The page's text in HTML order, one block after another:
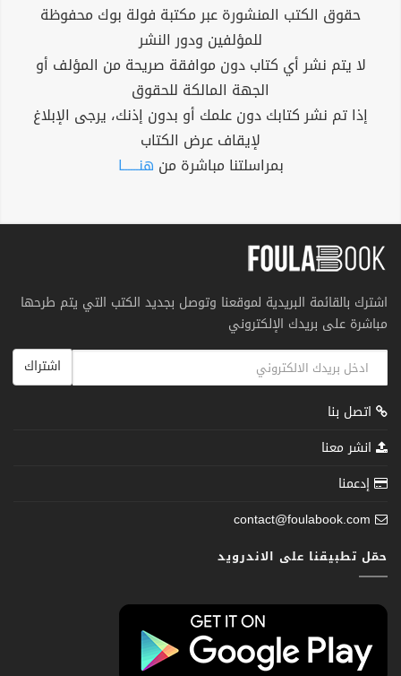
حقوق الكتب المنشورة عبر مكتبة فولة بوك محفوظة
للمؤلفين ودور النشر
لا يتم نشر أي كتاب دون موافقة صريحة من المؤلف أو
الجهة المالكة للحقوق
إذا تم نشر كتابك دون علمك أو بدون إذنك، يرجى الإبلاغ
لإيقاف عرض الكتاب
بمراسلتنا مباشرة من هنــــــا
اشترك بالقائمة البريدية لموقعنا وتوصل بجديد الكتب التي يتم طرحها
مباشرة على بريدك الإلكتروني
اشتراك
اتصل بنا
انشر معنا
إدعمنا
contact@foulabook.com
حمّل تطبيقنا على الاندرويد